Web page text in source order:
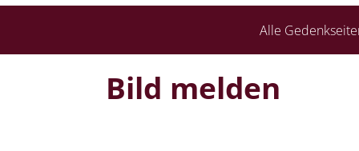
Alle
Bild melden